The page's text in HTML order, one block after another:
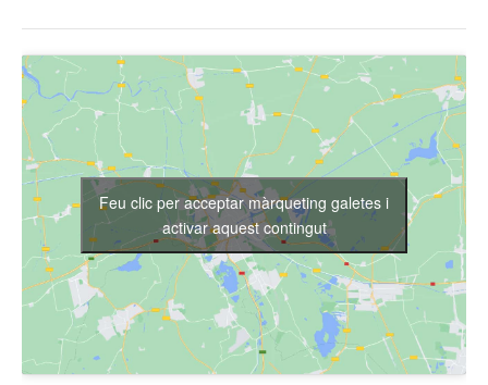
Feu clic per acceptar màrqueting galetes i
activar aquest contingut